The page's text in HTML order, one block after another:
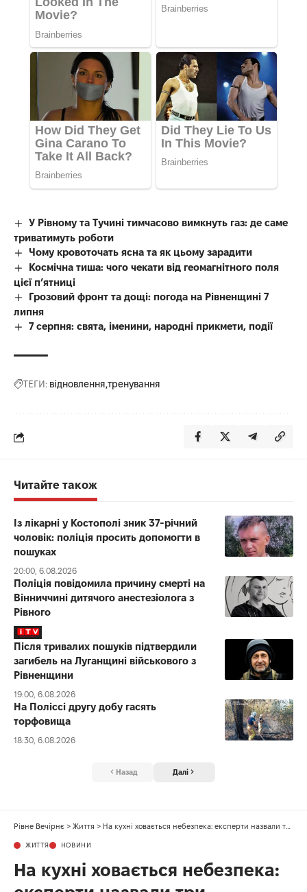
У Рівному та Тучині тимчасово вимкнуть газ: де саме
триватимуть роботи
Чому кровоточать ясна та як цьому зарадити
Космічна тиша: чого чекати від геомагнітного поля
цієї п’ятниці
Грозовий фронт та дощі: погода на Рівненщині 7
липня
7 серпня: свята, іменини, народні прикмети, події
ТЕГИ: відновлення тренування
Читайте також
Із лікарні у Костополі зник 37-річний
чоловік: поліція просить допомогти в
пошуках
20:00, 6.08.2026
Поліція повідомила причину смерті на
Вінниччині дитячого анестезіолога з
Рівного
Після тривалих пошуків підтвердили
загибель на Луганщині військового з
Рівненщини
19:00, 6.08.2026
На Поліссі другу добу гасять
торфовища
18:30, 6.08.2026
Назад Далі
Рівне Вечірнє > Життя > На кухні ховається небезпека: експерти назвали три найбрудніші місця у домі
ЖИТТЯ НОВИНИ
На кухні ховається небезпека: